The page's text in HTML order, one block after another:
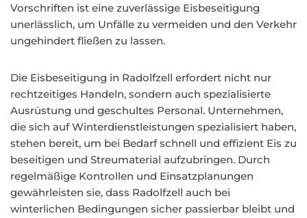
Vorschriften ist eine zuverlässige Eisbeseitigung
unerlässlich, um Unfälle zu vermeiden und den Verkehr
ungehindert fließen zu lassen.
Die Eisbeseitigung in Radolfzell erfordert nicht nur
rechtzeitiges Handeln, sondern auch spezialisierte
Ausrüstung und geschultes Personal. Unternehmen,
die sich auf Winterdienstleistungen spezialisiert haben,
stehen bereit, um bei Bedarf schnell und effizient Eis zu
beseitigen und Streumaterial aufzubringen. Durch
regelmäßige Kontrollen und Einsatzplanungen
gewährleisten sie, dass Radolfzell auch bei
winterlichen Bedingungen sicher passierbar bleibt und